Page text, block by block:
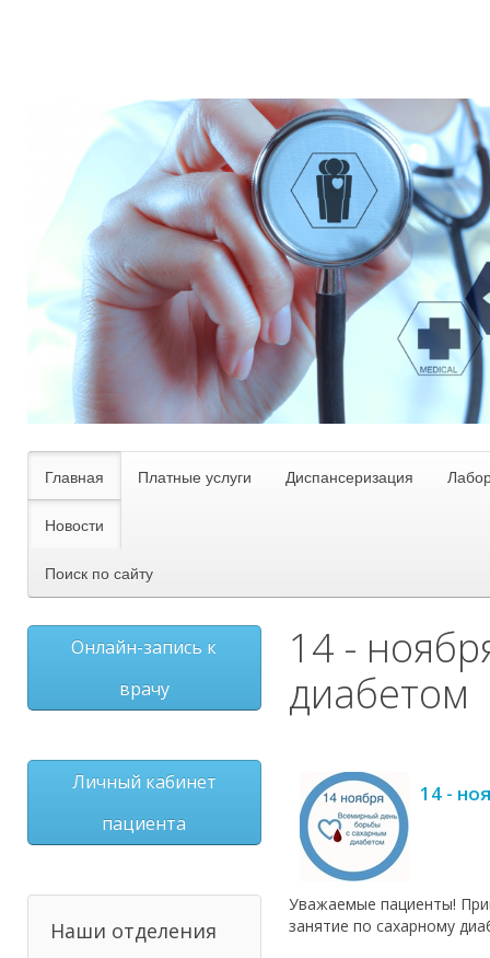
Главная Платные услуги Диспансеризация
Новости
Поиск по сайту
14 -
диабетом
14 -
Уважаемые пациенты!
занятие по сахарному
Онлайн-запись к
врачу
Личный кабинет
пациента
Наши отделения